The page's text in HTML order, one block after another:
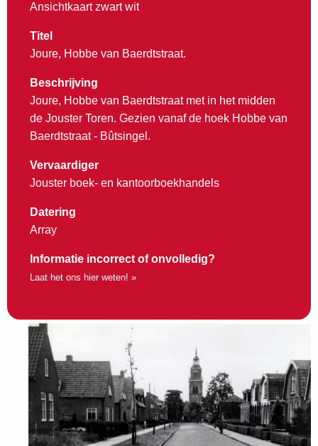
Ansichtkaart zwart wit
Titel
Joure, Hobbe van Baerdtstraat.
Beschrijving
Joure, Hobbe van Baerdtstraat met in het midden
de Jouster Toren. Gezien vanaf de hoek Hobbe van
Baerdtstraat - Bûtsingel.
Vervaardiger
Jouster boek- en kantoorboekhandels
Datering
Array
Informatie incorrect of onvolledig?
Laat het ons hier weten! »